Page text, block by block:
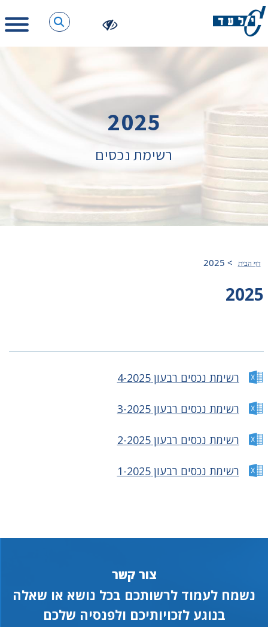
2025
רשימת נכסים
דף הבית >
2025
2025
רשימת נכסים רבעון 4-2025
רשימת נכסים רבעון 3-2025
רשימת נכסים רבעון 2-2025
רשימת נכסים רבעון 1-2025
צור קשר
נשמח לעמוד לרשותכם בכל נושא או שאלה
בנוגע לזכויותיכם ולפנסיה שלכם